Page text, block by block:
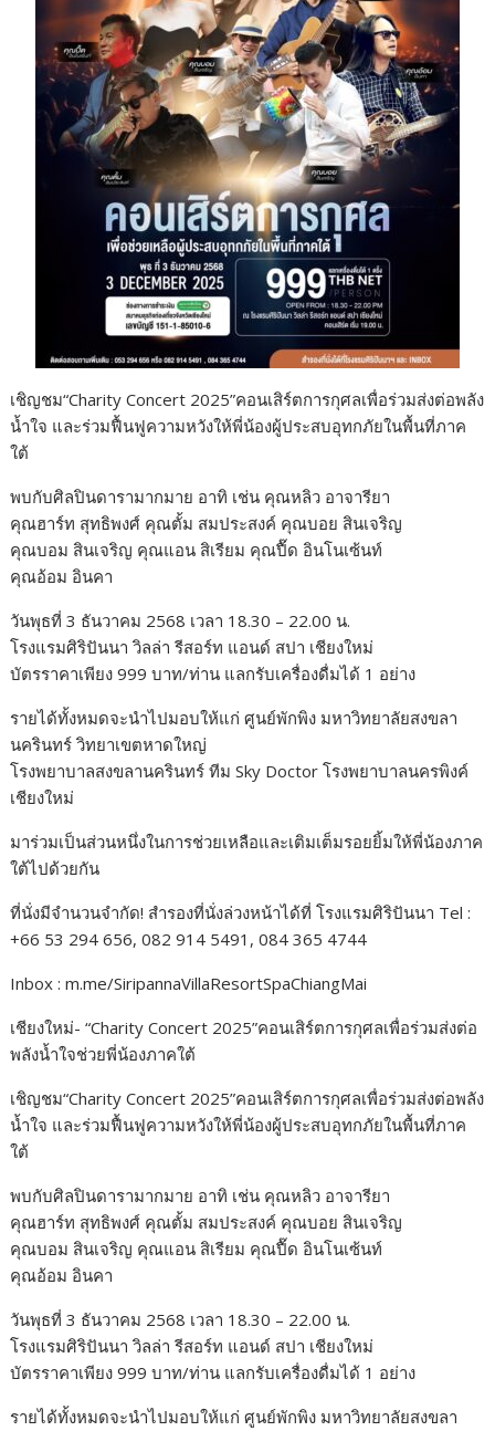
เชิญชม“Charity Concert 2025”คอนเสิร์ตการกุศลเพื่อร่วมส่งต่อพลัง
น้ำใจ และร่วมฟื้นฟูความหวังให้พี่น้องผู้ประสบอุทกภัยในพื้นที่ภาค
ใต้
พบกับศิลปินดารามากมาย อาทิ เช่น คุณหลิว อาจารียา
คุณฮาร์ท สุทธิพงศ์ คุณตั้ม สมประสงค์ คุณบอย สินเจริญ
คุณบอม สินเจริญ คุณแอน สิเรียม คุณปื๊ด อินโนเซ้นท์
คุณอ้อม อินคา
วันพุธที่ 3 ธันวาคม 2568 เวลา 18.30 – 22.00 น.
โรงแรมศิริปันนา วิลล่า รีสอร์ท แอนด์ สปา เชียงใหม่
บัตรราคาเพียง 999 บาท/ท่าน แลกรับเครื่องดื่มได้ 1 อย่าง
รายได้ทั้งหมดจะนำไปมอบให้แก่ ศูนย์พักพิง มหาวิทยาลัยสงขลา
นครินทร์ วิทยาเขตหาดใหญ่
โรงพยาบาลสงขลานครินทร์ ทีม Sky Doctor โรงพยาบาลนครพิงค์
เชียงใหม่
มาร่วมเป็นส่วนหนึ่งในการช่วยเหลือและเติมเต็มรอยยิ้มให้พี่น้องภาค
ใต้ไปด้วยกัน
ที่นั่งมีจำนวนจำกัด! สำรองที่นั่งล่วงหน้าได้ที่ โรงแรมศิริปันนา Tel :
+66 53 294 656, 082 914 5491, 084 365 4744
Inbox : m.me/SiripannaVillaResortSpaChiangMai
เชียงใหม่- “Charity Concert 2025”คอนเสิร์ตการกุศลเพื่อร่วมส่งต่อ
พลังน้ำใจช่วยพี่น้องภาคใต้
เชิญชม“Charity Concert 2025”คอนเสิร์ตการกุศลเพื่อร่วมส่งต่อพลัง
น้ำใจ และร่วมฟื้นฟูความหวังให้พี่น้องผู้ประสบอุทกภัยในพื้นที่ภาค
ใต้
พบกับศิลปินดารามากมาย อาทิ เช่น คุณหลิว อาจารียา
คุณฮาร์ท สุทธิพงศ์ คุณตั้ม สมประสงค์ คุณบอย สินเจริญ
คุณบอม สินเจริญ คุณแอน สิเรียม คุณปื๊ด อินโนเซ้นท์
คุณอ้อม อินคา
วันพุธที่ 3 ธันวาคม 2568 เวลา 18.30 – 22.00 น.
โรงแรมศิริปันนา วิลล่า รีสอร์ท แอนด์ สปา เชียงใหม่
บัตรราคาเพียง 999 บาท/ท่าน แลกรับเครื่องดื่มได้ 1 อย่าง
รายได้ทั้งหมดจะนำไปมอบให้แก่ ศูนย์พักพิง มหาวิทยาลัยสงขลา